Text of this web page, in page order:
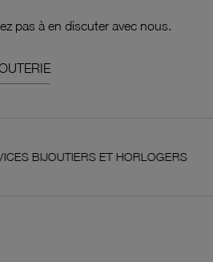
pas à en discuter avec nous.
ET HORLOGERS